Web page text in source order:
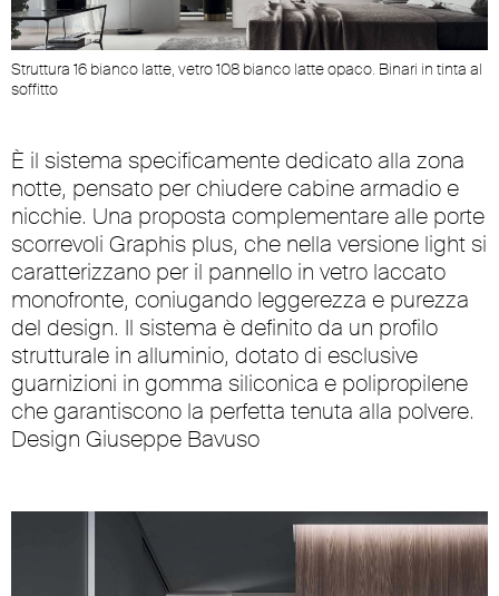
Struttura 16 bianco latte, vetro 108 bianco latte opaco. Binari in tinta al
soffitto
È il sistema specificamente dedicato alla zona
notte, pensato per chiudere cabine armadio e
nicchie. Una proposta complementare alle porte
scorrevoli Graphis plus, che nella versione light si
caratterizzano per il pannello in vetro laccato
monofronte, coniugando leggerezza e purezza
del design. Il sistema è definito da un profilo
strutturale in alluminio, dotato di esclusive
guarnizioni in gomma siliconica e polipropilene
che garantiscono la perfetta tenuta alla polvere.
Design Giuseppe Bavuso